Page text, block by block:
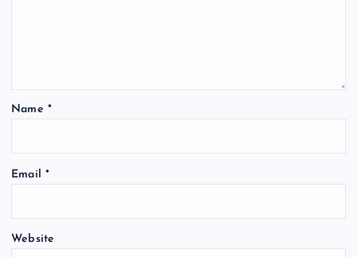
Name *
Email *
Website